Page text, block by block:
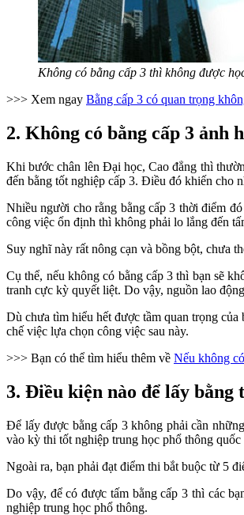
Không có bằng cấp 3 thì không được
>>> Xem ngay Bằng cấp 3 có quan trọng
2. Không có bằng cấp 3 ảnh
Khi bước chân lên Đại học, Cao đẳng thì
đến bằng tốt nghiệp cấp 3. Điều đó khiến cho
Nhiều người cho rằng bằng cấp 3 thời điểm
công việc ổn định thì không phải lo lắng đến
Suy nghĩ này rất nông cạn và bồng bột, chưa
Cụ thể, nếu không có bằng cấp 3 thì bạn sẽ
tranh cực kỳ quyết liệt. Do vậy, nguồn lao
Dù chưa tìm hiểu hết được tầm quan trọng
chế việc lựa chọn công việc sau này.
>>> Bạn có thể tìm hiểu thêm về Nếu không
3. Điều kiện nào để lấy bằng
Để lấy được bằng cấp 3 không phải cần
vào kỳ thi tốt nghiệp trung học phổ thông
Ngoài ra, bạn phải đạt điểm thi bắt buộc từ 5
Do vậy, để có được tấm bằng cấp 3 thì các
nghiệp trung học phổ thông.